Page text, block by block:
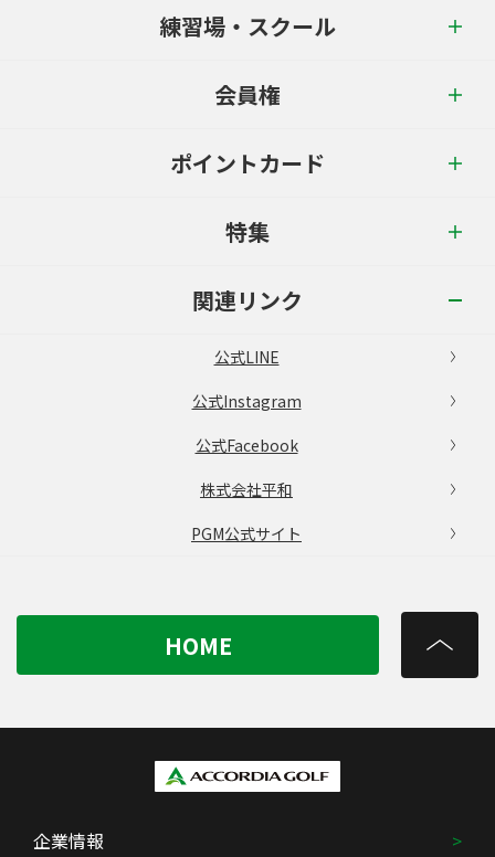
練習場・スクール
会員権
ポイントカード
特集
関連リンク
公式LINE
公式Instagram
公式Facebook
株式会社平和
PGM公式サイト
HOME
企業情報